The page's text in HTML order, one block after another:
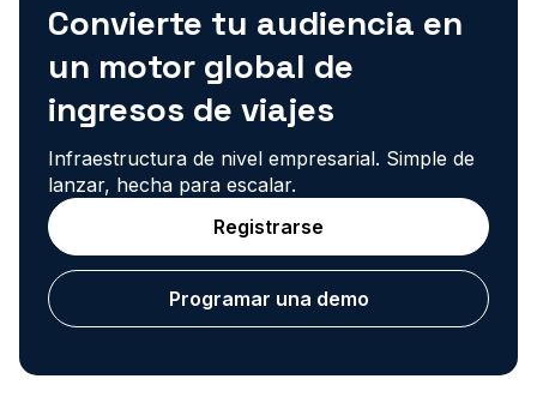
Convierte tu audiencia en
un motor global de
ingresos de viajes
Infraestructura de nivel empresarial. Simple de
lanzar, hecha para escalar.
Registrarse
Programar una demo